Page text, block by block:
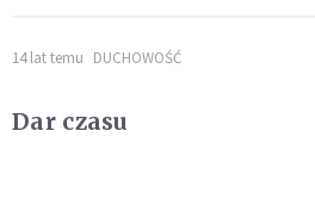
14 lat temu DUCHOWOŚĆ
Dar czasu